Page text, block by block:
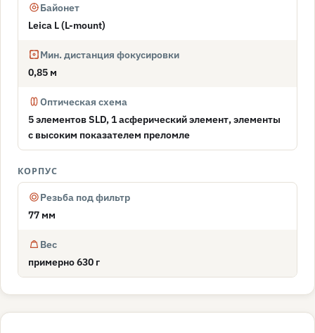
Байонет
Leica L (L-mount)
Мин. дистанция фокусировки
0,85 м
Оптическая схема
5 элементов SLD, 1 асферический элемент, элементы
с высоким показателем преломле
КОРПУС
Резьба под фильтр
77 мм
Вес
примерно 630 г